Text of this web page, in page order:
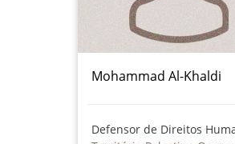
Mohammad Al-Khaldi
Defensor de Direitos